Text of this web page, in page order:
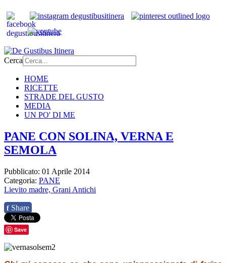
Cerca
HOME
RICETTE
STRADE DEL GUSTO
MEDIA
UN PO' DI ME
PANE CON SOLINA, VERNA E
SEMOLA
Pubblicato: 01 Aprile 2014
Categoria: PANE
Lievito madre, Grani Antichi
f Share
Save